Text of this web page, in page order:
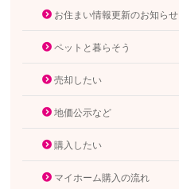
お住まい情報更新のお知らせ
ペットと暮らそう
売却したい
地価公示など
購入したい
マイホーム購入の流れ